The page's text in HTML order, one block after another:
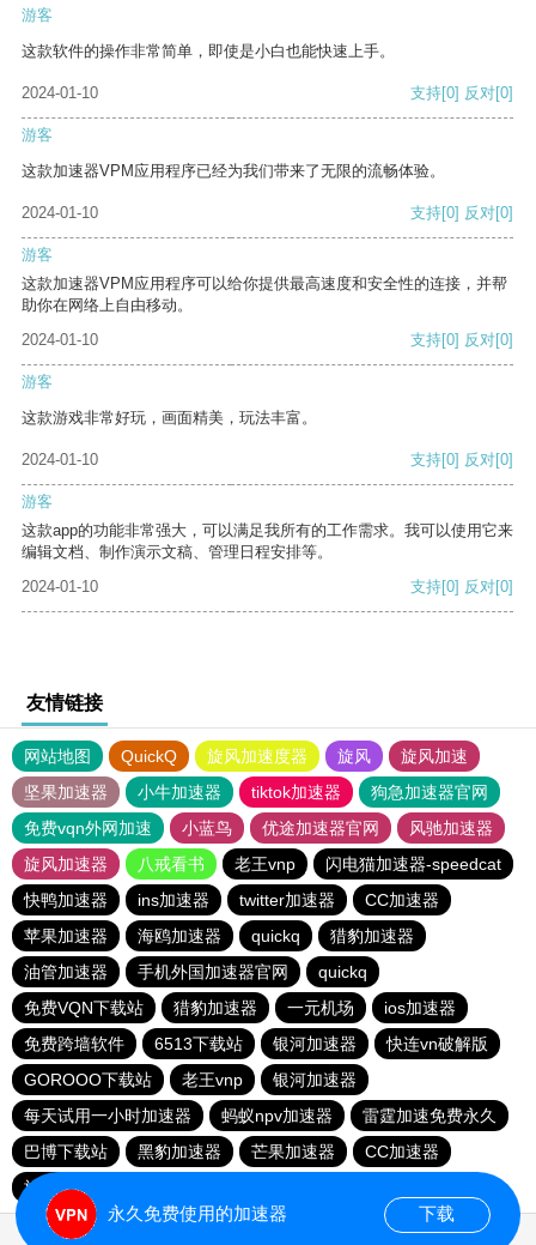
游客
这款软件的操作非常简单，即使是小白也能快速上手。
2024-01-10 支持[0] 反对[0]
游客
这款加速器VPM应用程序已经为我们带来了无限的流畅体验。
2024-01-10 支持[0] 反对[0]
游客
这款加速器VPM应用程序可以给你提供最高速度和安全性的连接，并帮
助你在网络上自由移动。
2024-01-10
支持[0] 反对[0]
游客
这款游戏非常好玩，画面精美，玩法丰富。
2024-01-10 支持[0] 反对[0]
游客
这款app的功能非常强大，可以满足我所有的工作需求。我可以使用它来
编辑文档、制作演示文稿、管理日程安排等。
2024-01-10
支持[0] 反对[0]
友情链接
网站地图 QuickQ 旋风加速度器 旋风
旋风加速
坚果加速器
小牛加速器 tiktok加速器
狗急加速器官网
免费vqn外网加速
小蓝鸟 优途加速器官网
风驰加速器
旋风加速器
八戒看书 老王vnp
闪电猫加速器-speedcat
快鸭加速器
ins加速器 twitter加速器
CC加速器
苹果加速器
海鸥加速器 quickq
猎豹加速器
油管加速器
手机外国加速器官网
quickq
免费VQN下载站
猎豹加速器 一元机场
ios加速器
免费跨墙软件
6513下载站 银河加速器
快连vn破解版
GOROOO下载站
老王vnp
银河加速器
每天试用一小时加速器
蚂蚁npv加速器
雷霆加速免费永久
巴博下载站
黑豹加速器 芒果加速器
CC加速器
旋风pvn加速器
永久免费使用的加速器 下载